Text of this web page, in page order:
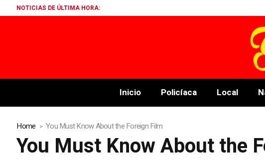
NOTICIAS DE ÚLTIMA HORA:
Inicio Policíaca Local
Home You Must Know About the Foreign Film
You Must Know About the